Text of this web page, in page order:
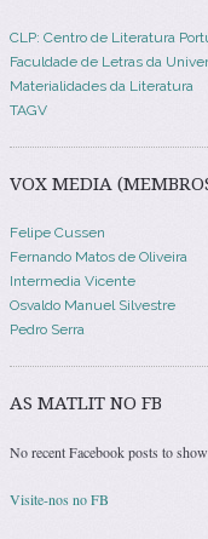
CLP: Centro de Literatura
Faculdade de Letras da
Materialidades da Literatura
TAGV
VOX MEDIA
Felipe Cussen
Fernando Matos de Oliveira
Intermedia Vicente
Osvaldo Manuel Silvestre
Pedro Serra
AS MATLIT NO FB
No recent Facebook posts to show
Visite-nos no FB